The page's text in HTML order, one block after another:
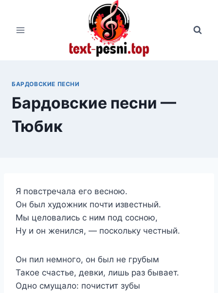
содержимому
БАРДОВСКИЕ ПЕСНИ
Бардовские песни —
Тюбик
Я повстречала его весною.
Он был художник почти известный.
Мы целовались с ним под сосною,
Ну и он женился, — поскольку честный.
Он пил немного, он был не грубым
Такое счастье, девки, лишь раз бывает.
Одно смущало: почистит зубы